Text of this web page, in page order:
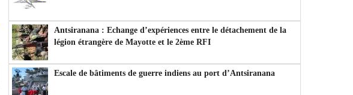
Antsiranana : Echange d’expériences entre le détachement de la
légion étrangère de Mayotte et le 2ème RFI
Escale de bâtiments de guerre indiens au port d’Antsiranana